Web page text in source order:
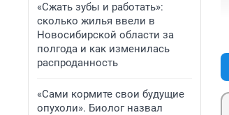
«Сжать зубы и работать»:
сколько жилья ввели в
Новосибирской области за
полгода и как изменилась
распроданность
«Сами кормите свои будущие
опухоли». Биолог назвал